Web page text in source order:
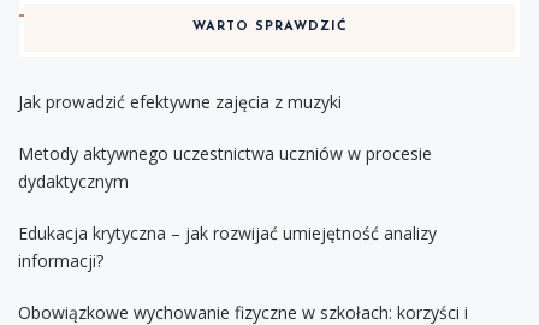
WARTO SPRAWDZIĆ
Jak prowadzić efektywne zajęcia z muzyki
Metody aktywnego uczestnictwa uczniów w procesie
dydaktycznym
Edukacja krytyczna – jak rozwijać umiejętność analizy
informacji?
Obowiązkowe wychowanie fizyczne w szkołach: korzyści i